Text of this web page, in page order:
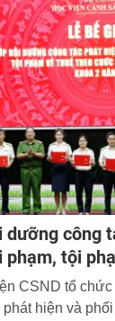
dưỡng công
phạm, tội
CSND tổ
hiện và